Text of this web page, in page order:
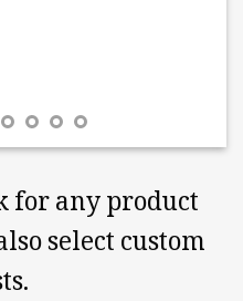
for any product
select custom